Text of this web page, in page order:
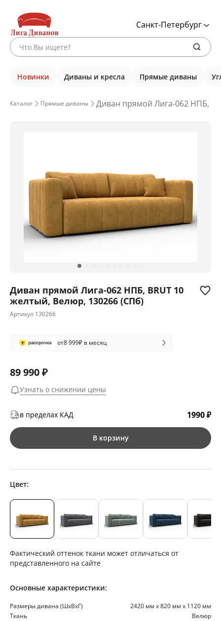
Санкт-Петербург
Новинки Диваны и кресла Прямые диваны
Каталог Прямые диваны Диван прямой Лига-062 НПБ,
Диван прямой Лига-062 НПБ, BRUT 10
желтый, Велюр, 130266 (СПб)
Артикул 130266
от8 999₽ в месяц
89 990 ₽
Узнать о снижении цены
в пределах КАД 1990 ₽
В корзину
Цвет:
Фактический оттенок ткани может отличаться от
представленного на сайте
Основные характеристики:
Размеры дивана (ШхВхГ)
2420 мм х 820 мм х 1120 мм
Ткань
Велюр